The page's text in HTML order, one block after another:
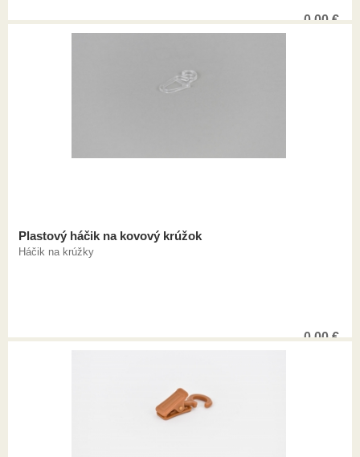
0,00€
Plastový háčik na kovový krúžok
Háčik na krúžky
0,00€